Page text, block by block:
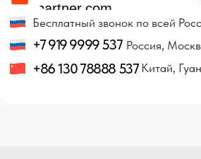
+86 130 78888 537Китай, Гуанчжоу / WeChat